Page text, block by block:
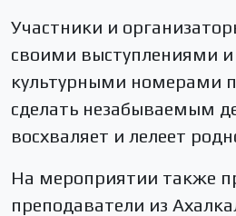
Участники и
своими выступлениями
культурными номерами
сделать незабываемым
восхваляет и лелеет
На мероприятии также
преподаватели из